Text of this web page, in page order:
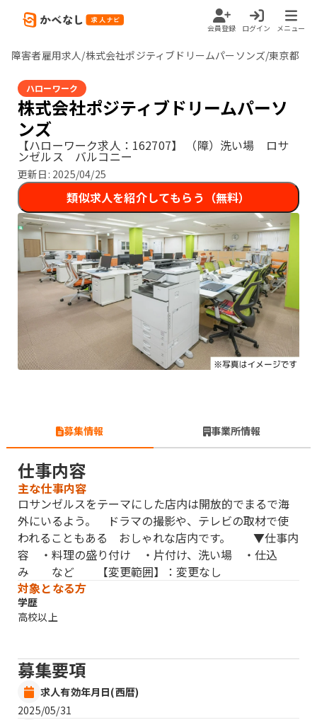
会員登録 ログイン メニュー
障害者雇用求人/株式会社ポジティブドリームパーソンズ/東京都
ハローワーク
株式会社ポジティブドリームパーソ
ンズ
【ハローワーク求人：162707】 （障）洗い場 ロサ
ンゼルス バルコニー
更新日: 2025/04/25
類似求人を紹介してもらう（無料）
募集情報 事業所情報
仕事内容
主な仕事内容
ロサンゼルスをテーマにした店内は開放的でまるで海
外にいるよう。 ドラマの撮影や、テレビの取材で使
われることもある おしゃれな店内です。 ▼仕事内
容 ・料理の盛り付け ・片付け、洗い場 ・仕込
み など 【変更範囲】：変更なし
対象となる方
学歴
高校以上
募集要項
求人有効年月日(西暦)
2025/05/31